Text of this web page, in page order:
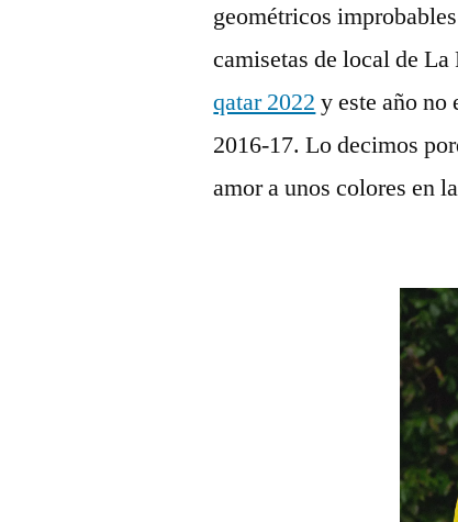
geométricos
camisetas de local de
qatar 2022 y este año no
2016-17. Lo decimos
amor a unos colores en